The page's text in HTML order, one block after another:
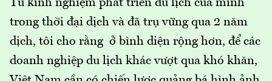
Từ kinh nghiệm phát triển du lịch của mình
trong thời đại dịch và đã trụ vững qua 2 năm
dịch, tôi cho rằng ở bình diện rộng hơn, để các
doanh nghiệp du lịch khác vượt qua khó khăn,